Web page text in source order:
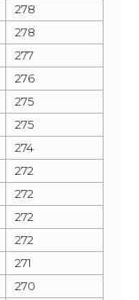
278
278
277
276
275
275
274
272
272
272
272
271
270